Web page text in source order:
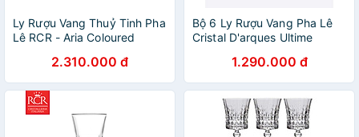
Ly Rượu Vang Thuỷ Tinh Pha
Lê RCR - Aria Coloured
2.310.000 đ
Bộ 6 Ly Rượu Vang Pha Lê
Cristal D'arques Ultime
1.290.000 đ